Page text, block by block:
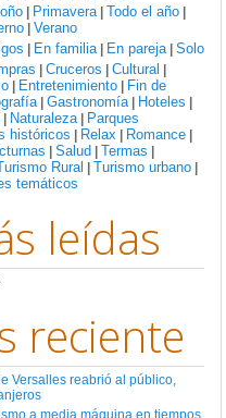
Primavera| Todo el año
Verano
En familia| En pareja| Solo
Cruceros Cultural
Entretenimiento
Fin de
| Gastronomía| Hoteles
Naturaleza|
Parques
históricos Relax Romance
Salud Termas
Rural Turismo urbano
temáticos
leídas
reciente
Versalles reabrió al público,
a media máquina en tiempos